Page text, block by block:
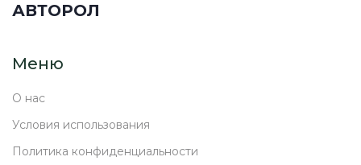
АВТОРОЛ
Меню
О нас
Условия использования
Политика конфиденциальности